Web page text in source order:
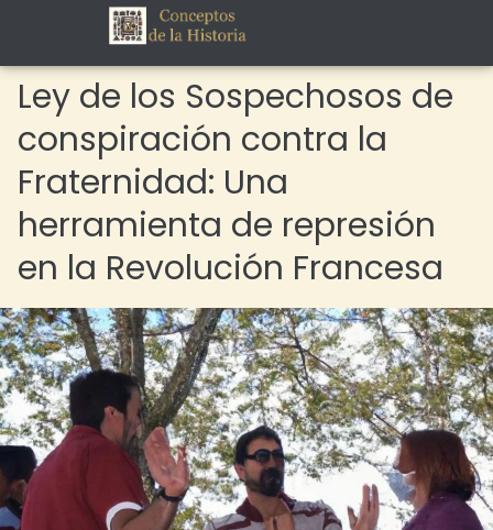
Ley de los Sospechosos de
conspiración contra la
Fraternidad: Una
herramienta de represión
en la Revolución Francesa